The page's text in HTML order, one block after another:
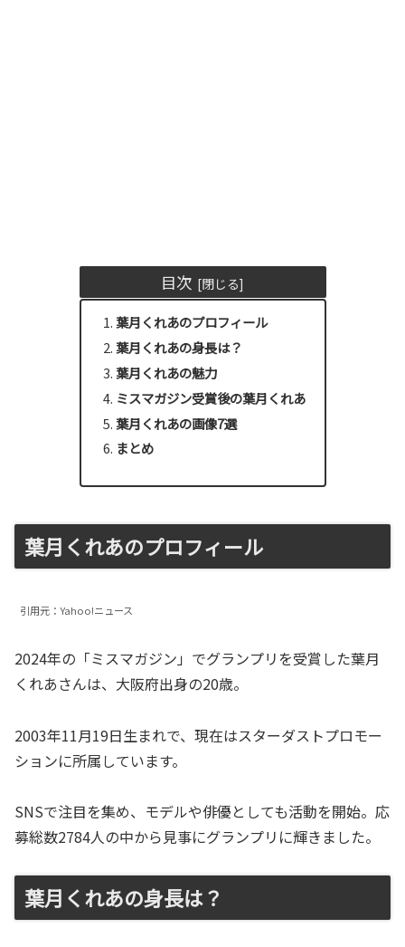
目次
葉月くれあのプロフィール
葉月くれあの身長は？
葉月くれあの魅力
ミスマガジン受賞後の葉月くれあ
葉月くれあの画像7選
まとめ
葉月くれあのプロフィール
引用元：Yahoo!ニュース
2024年の「ミスマガジン」でグランプリを受賞した葉月
くれあさんは、大阪府出身の20歳。
2003年11月19日生まれで、現在はスターダストプロモー
ションに所属しています。
SNSで注目を集め、モデルや俳優としても活動を開始。応
募総数2784人の中から見事にグランプリに輝きました。
葉月くれあの身長は？